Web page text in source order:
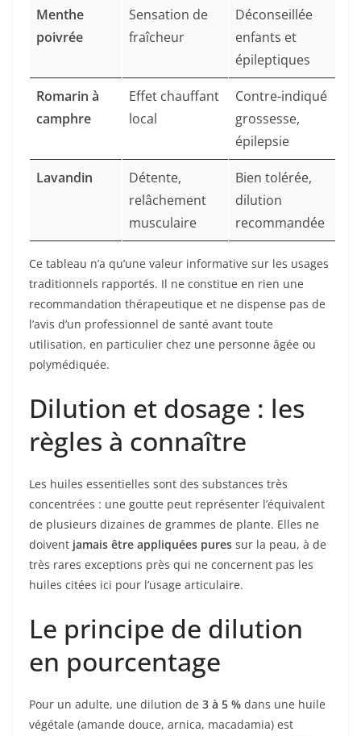
Menthe
poivrée
Sensation de
fraîcheur
Déconseillée
enfants et
épileptiques
Romarin à
camphre
Effet chauffant
local
Contre-indiqué
grossesse,
épilepsie
Lavandin
Détente,
relâchement
musculaire
Bien tolérée,
dilution
recommandée
Ce tableau n’a qu’une valeur informative sur les usages
traditionnels rapportés. Il ne constitue en rien une
recommandation thérapeutique et ne dispense pas de
l’avis d’un professionnel de santé avant toute
utilisation, en particulier chez une personne âgée ou
polymédiquée.
Dilution et dosage : les
règles à connaître
Les huiles essentielles sont des substances très
concentrées : une goutte peut représenter l’équivalent
de plusieurs dizaines de grammes de plante. Elles ne
doivent jamais être appliquées pures sur la peau, à de
très rares exceptions près qui ne concernent pas les
huiles citées ici pour l’usage articulaire.
Le principe de dilution
en pourcentage
Pour un adulte, une dilution de 3 à 5 % dans une huile
végétale (amande douce, arnica, macadamia) est